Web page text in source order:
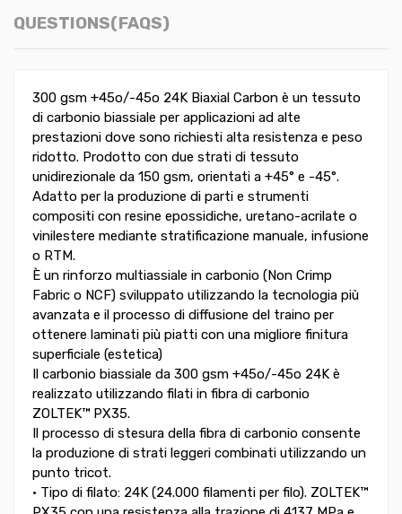
QUESTIONS(FAQS)
300 gsm +45o/-45o 24K Biaxial Carbon è un tessuto
di carbonio biassiale per applicazioni ad alte
prestazioni dove sono richiesti alta resistenza e peso
ridotto. Prodotto con due strati di tessuto
unidirezionale da 150 gsm, orientati a +45° e -45°.
Adatto per la produzione di parti e strumenti
compositi con resine epossidiche, uretano-acrilate o
vinilestere mediante stratificazione manuale, infusione
o RTM.
È un rinforzo multiassiale in carbonio (Non Crimp
Fabric o NCF) sviluppato utilizzando la tecnologia più
avanzata e il processo di diffusione del traino per
ottenere laminati più piatti con una migliore finitura
superficiale (estetica)
Il carbonio biassiale da 300 gsm +45o/-45o 24K è
realizzato utilizzando filati in fibra di carbonio
ZOLTEK™ PX35.
Il processo di stesura della fibra di carbonio consente
la produzione di strati leggeri combinati utilizzando un
punto tricot.
• Tipo di filato: 24K (24.000 filamenti per filo). ZOLTEK™